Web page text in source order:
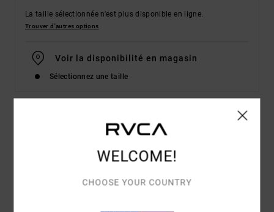
La taille sélectionnée n'est plus disponible en ligne.
Trouver d'autres options
Voir la disponibilité en magasin
Sélectionnez une taille
Details & caractéristiques
Bas de bikini couvrance medium Blanc Femme
UVJX400161 Code couleurwpw
WELCOME!
CHOOSE YOUR COUNTRY